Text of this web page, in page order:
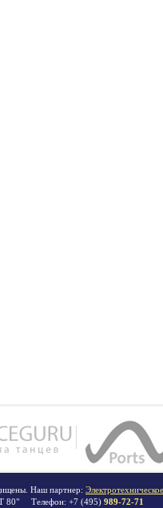
Наш партнер:
80" Телефон: +7 (495) 989-72-71